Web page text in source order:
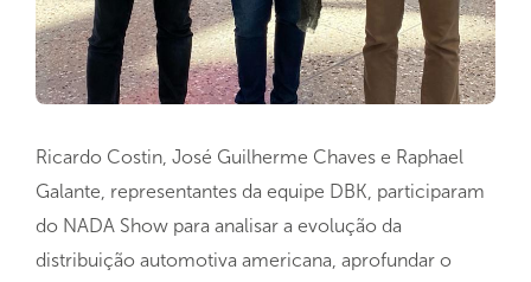
Ricardo Costin, José Guilherme Chaves e Raphael
Galante, representantes da equipe DBK, participaram
do NADA Show para analisar a evolução da
distribuição automotiva americana, aprofundar o